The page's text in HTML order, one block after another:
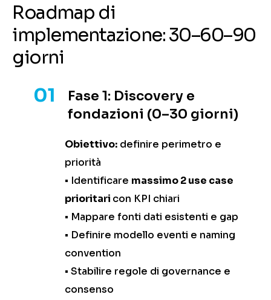
Roadmap di
implementazione: 30–60–90
giorni
01
Fase 1: Discovery e
fondazioni (0–30 giorni)
Obiettivo: definire perimetro e
priorità
• Identificare massimo 2 use case
prioritari con KPI chiari
• Mappare fonti dati esistenti e gap
• Definire modello eventi e naming
convention
• Stabilire regole di governance e
consenso